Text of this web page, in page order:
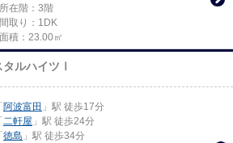
所在階：3階
間取り：1DK
面積：23.00㎡
タルハイツⅠ
阿波富田 」駅 徒歩17分
二軒屋 」駅 徒歩24分
徳島 」駅 徒歩34分